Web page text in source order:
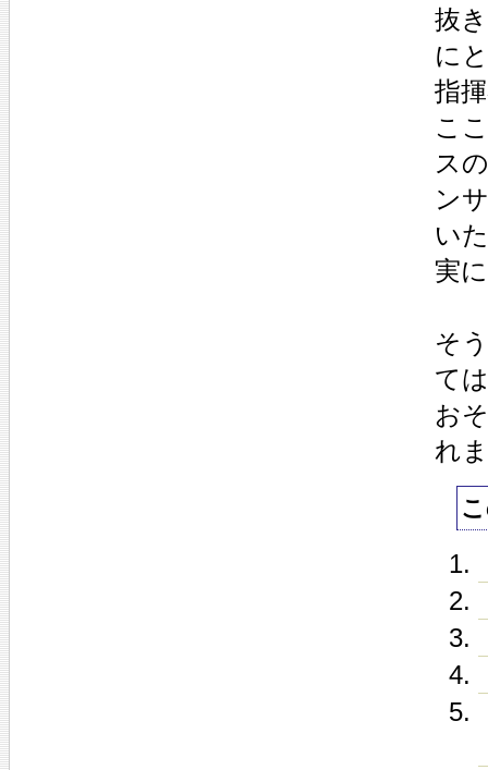
抜
に
指
こ
ス
ン
い
実
そ
て
お
れ